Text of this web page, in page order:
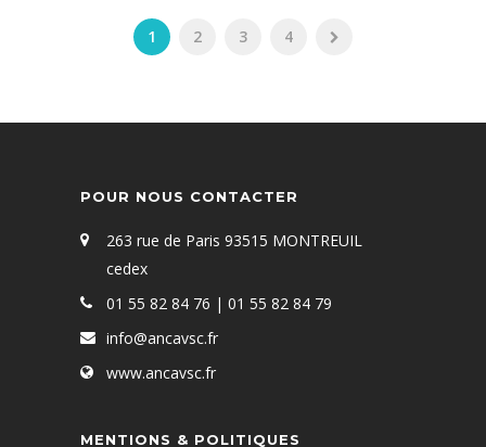
1 2 3 4
POUR NOUS CONTACTER
263 rue de Paris 93515 MONTREUIL
cedex
01 55 82 84 76 | 01 55 82 84 79
info@ancavsc.fr
www.ancavsc.fr
MENTIONS & POLITIQUES